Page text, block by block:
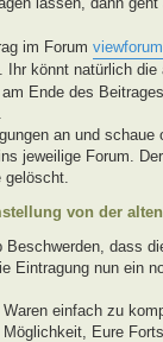
im Forum
. Ihr könnt natürlich
Ende des
an und
jeweilige Forum.
gelöscht.
von der
dass
Eintragung nun ein
einfach zu
Eure